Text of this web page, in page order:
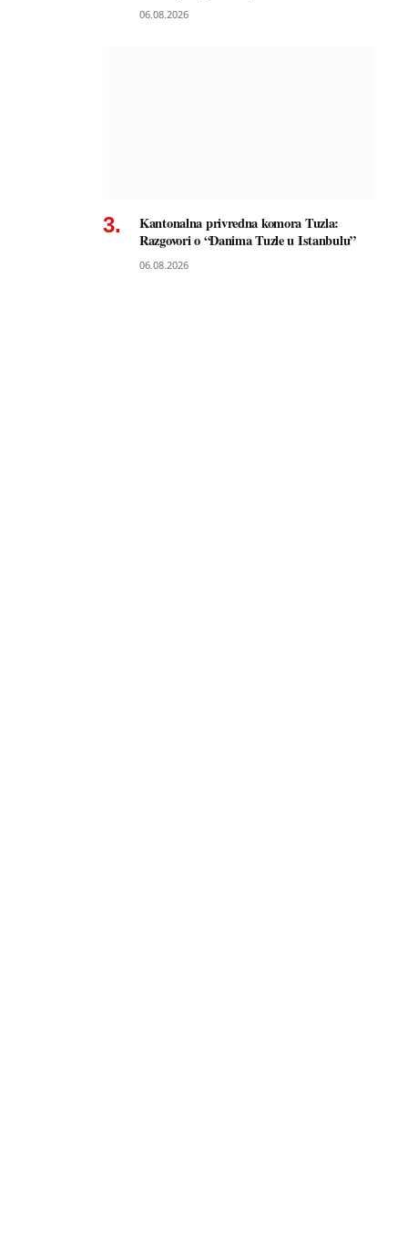
06.08.2026
Kantonalna privredna komora Tuzla:
Razgovori o “Danima Tuzle u Istanbulu”
06.08.2026